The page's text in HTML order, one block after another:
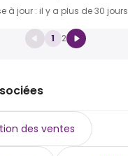
à jour : il y a plus de 30 jours
1 2
des ventes